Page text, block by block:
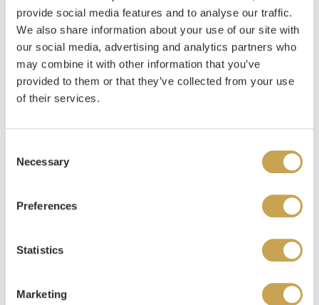
provide social media features and to analyse our traffic.
We also share information about your use of our site with
our social media, advertising and analytics partners who
may combine it with other information that you’ve
provided to them or that they’ve collected from your use
of their services.
Selection
Necessary
Preferences
Statistics
Marketing
reden dat hout, glas en natuursteen op een slimme
wijze werden gecombineerd. Kortom, overal werd
over nagedacht waardoor de woning een hoog
niveau van verfijning kent.
Doordacht ontwerp
De gevel van deze moderne villa werd opgebouwd uit
natuursteen zorgt er in dit geval voor dat het
Ook voorziet het natuursteen de moderne villa van
een warme uitstraling, dit zorgt ervoor dat de woning
toegankelijk wordt zonder dat het moderne aspect
verloren gaat. Naast de natuurlijke materialen, die
raampartijen in de gevel geplaatst. Hierdoor weet de